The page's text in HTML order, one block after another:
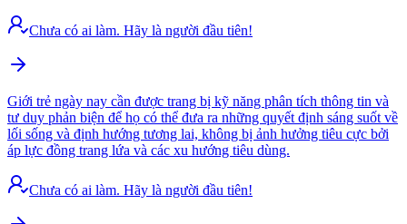
Chưa có ai làm. Hãy là người đầu tiên!
Giới trẻ ngày nay cần được trang bị kỹ năng phân tích thông tin và
tư duy phản biện để họ có thể đưa ra những quyết định sáng suốt về
lối sống và định hướng tương lai, không bị ảnh hưởng tiêu cực bởi
áp lực đồng trang lứa và các xu hướng tiêu dùng.
Chưa có ai làm. Hãy là người đầu tiên!